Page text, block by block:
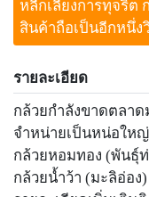
หลีกเลี่ยงการทุจริต
สินค้าถือเป็นอีกหนึ่ง
รายละเอียด
กล้วยกำลังขาดตลา
จำหน่ายเป็นหน่อใหญ่
กล้วยหอมทอง (พันธุ์
กล้วยน้ำว้า (มะลิอ่อง